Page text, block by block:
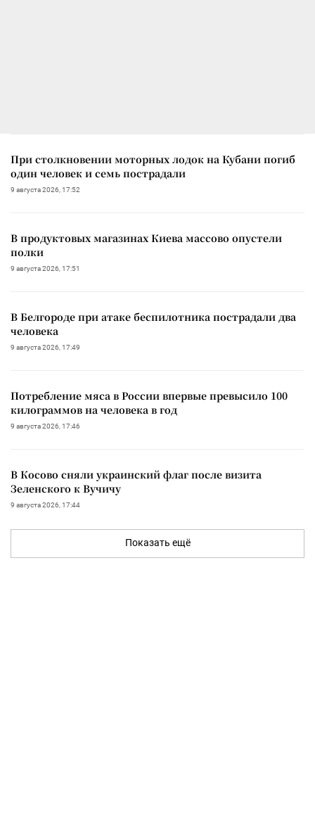
При столкновении моторных лодок на Кубани погиб
один человек и семь пострадали
9 августа 2026, 17:52
В продуктовых магазинах Киева массово опустели
полки
9 августа 2026, 17:51
В Белгороде при атаке беспилотника пострадали два
человека
9 августа 2026, 17:49
Потребление мяса в России впервые превысило 100
килограммов на человека в год
9 августа 2026, 17:46
В Косово сняли украинский флаг после визита
Зеленского к Вучичу
9 августа 2026, 17:44
Показать ещё